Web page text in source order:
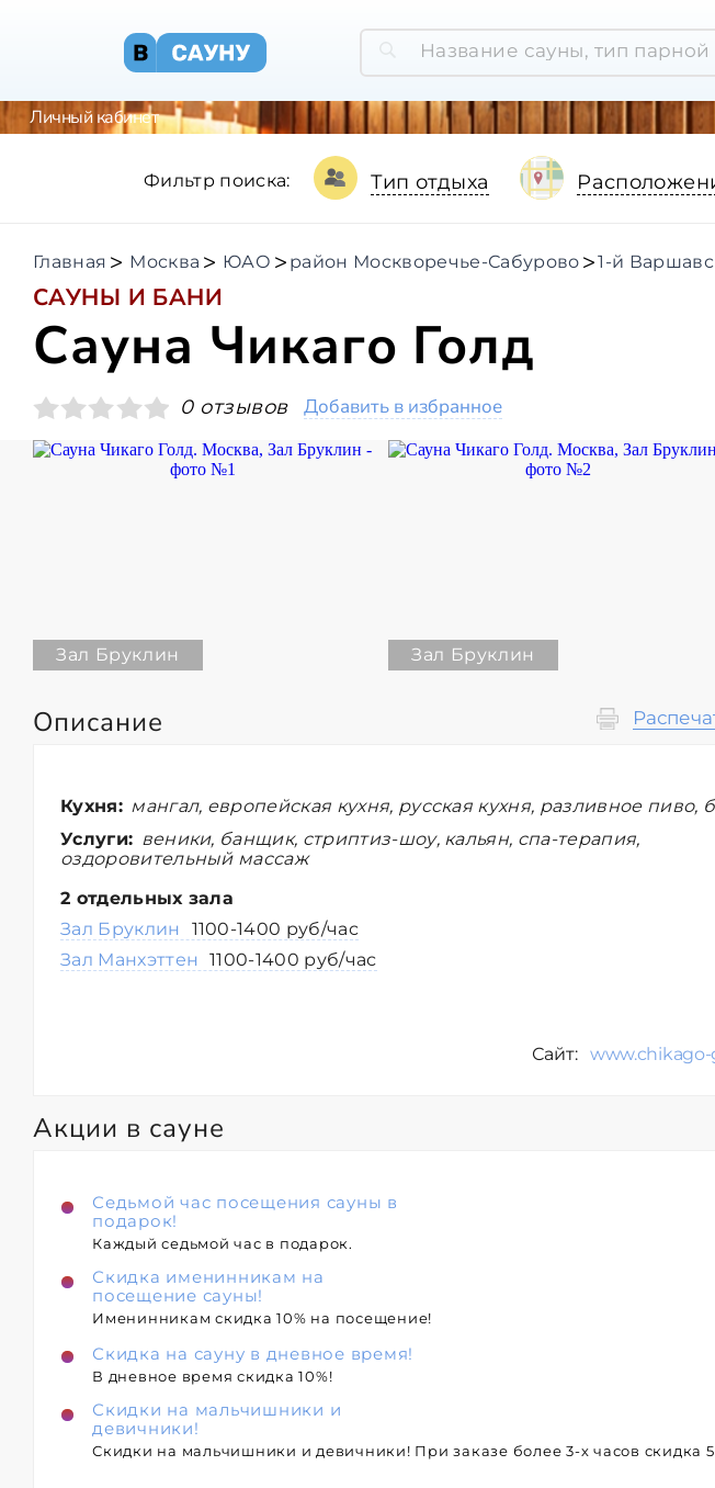
Личный кабинет
Фильтр поиска: Тип отдыха
Главная Москва ЮАО район Москворечье-Сабурово 1-й
САУНЫ И БАНИ
Сауна Чикаго Голд
0 отзывов Добавить в избранное
Зал Бруклин Зал Бруклин
Описание
Кухня: мангал, европейская кухня, русская кухня, разливное пиво,
Услуги: веники, банщик, стриптиз-шоу, кальян, спа-терапия,
оздоровительный массаж
2 отдельных зала
Зал Бруклин
1100-1400 руб/час
Зал Манхэттен 1100-1400 руб/час
Сайт: www.chikago-
Акции в сауне
Седьмой час посещения сауны в
подарок!
Каждый седьмой час в подарок.
Скидка именинникам на
посещение сауны!
Именинникам скидка 10% на посещение!
Скидка на сауну в дневное время!
В дневное время скидка 10%!
Скидки на мальчишники и
девичники!
Скидки на мальчишники и девичники! При заказе более 3-х часов скидка